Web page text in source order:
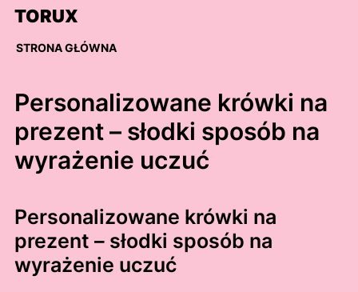
Skip
content
TORUX
STRONA GŁÓWNA
Personalizowane krówki na
prezent – słodki sposób na
wyrażenie uczuć
Personalizowane krówki na
prezent – słodki sposób na
wyrażenie uczuć